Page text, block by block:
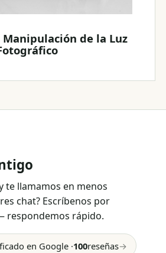
de la Luz
te llamamos en menos
chat? Escríbenos por
respondemos rápido.
en Google ·100reseñas→